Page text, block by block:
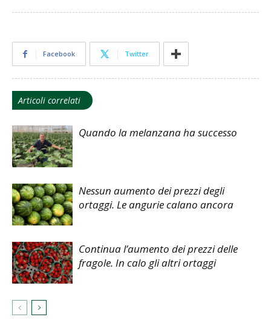
Facebook Twitter
Articoli correlati
Quando la melanzana ha successo
Nessun aumento dei prezzi degli
ortaggi. Le angurie calano ancora
Continua l’aumento dei prezzi delle
fragole. In calo gli altri ortaggi